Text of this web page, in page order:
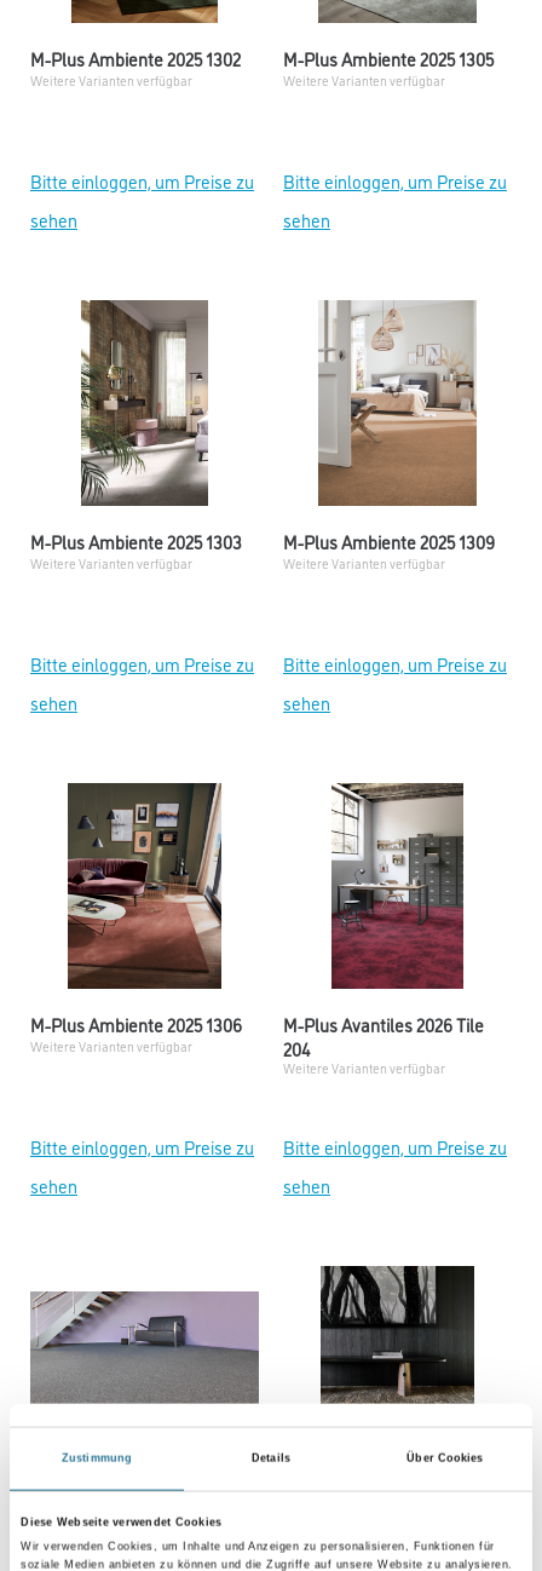
Zustimmung Details Über Cookies
Diese Webseite verwendet Cookies
Wir verwenden Cookies, um Inhalte und Anzeigen zu personalisieren, Funktionen für
soziale Medien anbieten zu können und die Zugriffe auf unsere Website zu analysieren.
M-Plus Ambiente 2025 1302
Weitere Varianten verfügbar
Bitte einloggen, um Preise zu
sehen
M-Plus Ambiente 2025 1305
Weitere Varianten verfügbar
Bitte einloggen, um Preise zu
sehen
M-Plus Ambiente 2025 1303
Weitere Varianten verfügbar
Bitte einloggen, um Preise zu
sehen
M-Plus Ambiente 2025 1309
Weitere Varianten verfügbar
Bitte einloggen, um Preise zu
sehen
M-Plus Ambiente 2025 1306
Weitere Varianten verfügbar
Bitte einloggen, um Preise zu
sehen
M-Plus Avantiles 2026 Tile
204
Weitere Varianten verfügbar
Bitte einloggen, um Preise zu
sehen
213
Weitere Varianten verfügbar Weitere Varianten verfügbar